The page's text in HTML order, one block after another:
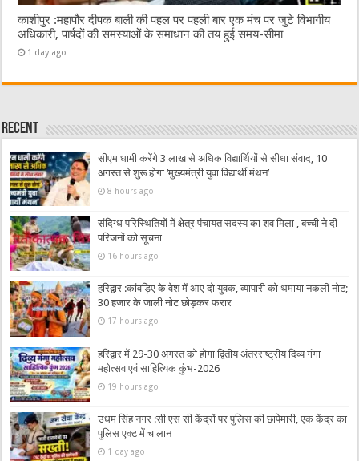
काशीपुर :महापौर दीपक बाली की पहल पर पहली बार एक मंच पर जुटे विभागीय
अधिकारी, पार्षदों की समस्याओं के समाधान की तय हुई समय-सीमा
1 day ago
Recent
सीएम धामी करेंगे 3 लाख से अधिक विद्यार्थियों से सीधा संवाद, 10
अगस्त से शुरू होगा ‘मुख्यमंत्री युवा विद्यार्थी मंथन’
8 hours ago
संदिग्ध परिस्थितियों में क्षेत्र पंचायत सदस्य का शव मिला , बच्ची ने दी
परिजनों को सूचना
16 hours ago
हरिद्वार :कांवड़िए के वेश में आए दो युवक, व्यापारी को थमाया नकली नोट;
30 हजार के जाली नोट छोड़कर फरार
17 hours ago
हरिद्वार में 29-30 अगस्त को होगा द्वितीय अंतरराष्ट्रीय दिव्य गंगा
महोत्सव एवं साहित्यिक कुंभ-2026
19 hours ago
उधम सिंह नगर :सी एस सी केंद्रों पर पुलिस की छापेमारी, एक केंद्र का
पुलिस एक्ट में चालान
1 day ago